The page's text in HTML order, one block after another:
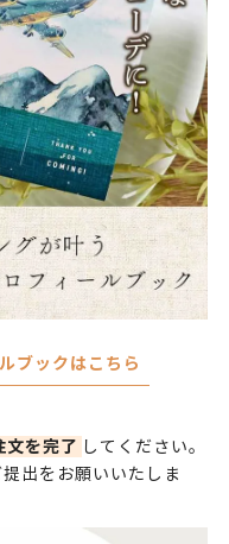
ブックはこちら
文を完了 してください。
出をお願いいたしま